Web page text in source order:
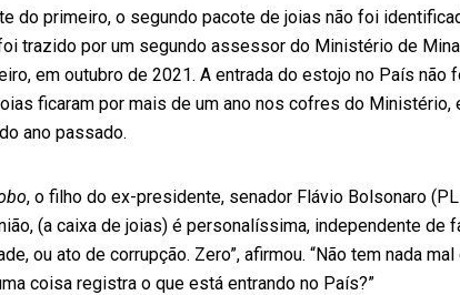
do primeiro, o segundo pacote de joias não foi
trazido por um segundo assessor do Ministério de
em outubro de 2021. A entrada do estojo no País não
ficaram por mais de um ano nos cofres do
ano passado.
, o filho do ex-presidente, senador Flávio Bolsonaro
(a caixa de joias) é personalíssima, independente de
ou ato de corrupção. Zero”, afirmou. “Não tem nada
coisa registra o que está entrando no País?”